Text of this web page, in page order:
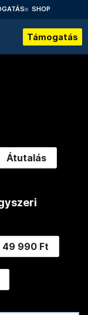
SHOP
Támogatás
Átutalás
49 990 Ft